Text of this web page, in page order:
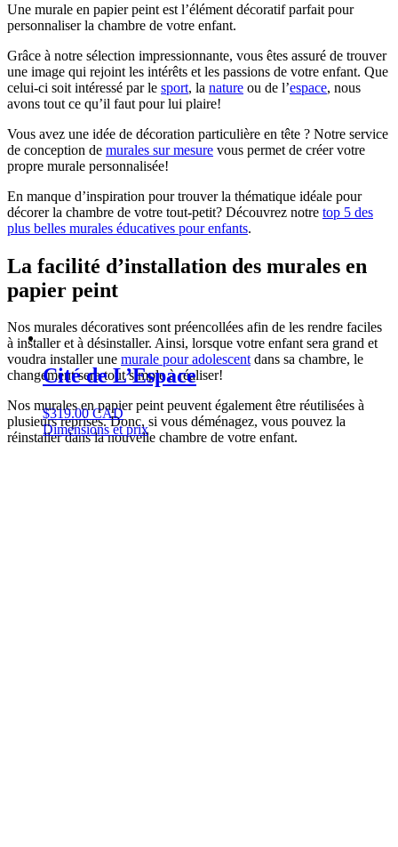
Une murale en papier peint est l’élément décoratif parfait pour
personnaliser la chambre de votre enfant.
Grâce à notre sélection impressionnante, vous êtes assuré de trouver
une image qui rejoint les intérêts et les passions de votre enfant. Que
celui-ci soit intéressé par le sport, la nature ou de l’espace, nous
avons tout ce qu’il faut pour lui plaire!
Vous avez une idée de décoration particulière en tête ? Notre service
de conception de murales sur mesure vous permet de créer votre
propre murale personnalisée!
En manque d’inspiration pour trouver la thématique idéale pour
décorer la chambre de votre tout-petit? Découvrez notre top 5 des
plus belles murales éducatives pour enfants.
La facilité d’installation des murales en
papier peint
Nos murales décoratives sont préencollées afin de les rendre faciles
à installer et à désinstaller. Ainsi, lorsque votre enfant sera grand et
voudra installer une murale pour adolescentdans sa chambre, le
changement sera tout simple à réaliser!
Nos murales en papier peint peuvent également être réutilisées à
plusieurs reprises. Donc, si vous déménagez, vous pouvez la
réinstaller dans la nouvelle chambre de votre enfant.
Cité de L’Espace
$319.00 CAD
Dimensions et prix